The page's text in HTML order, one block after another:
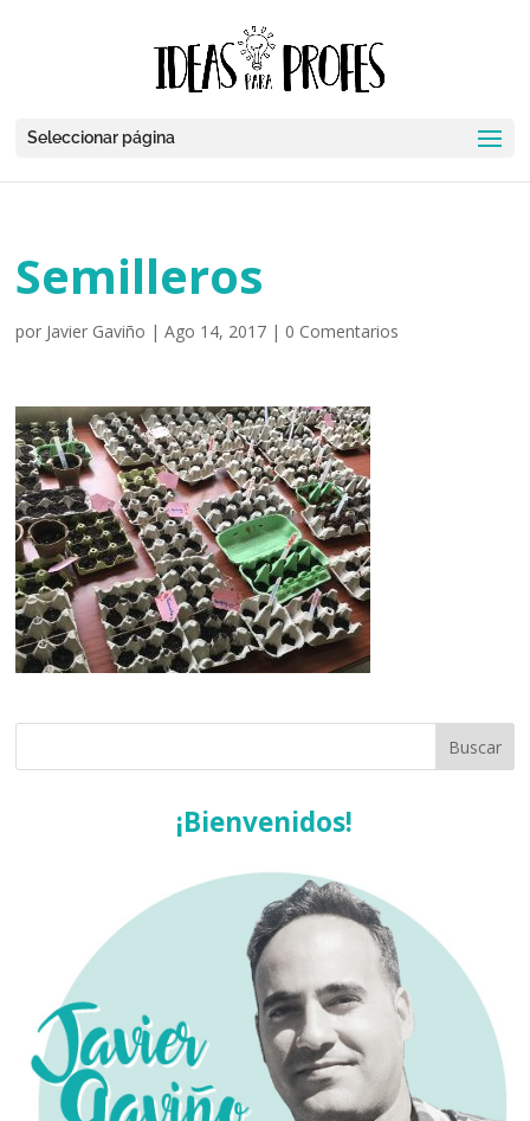
Seleccionar página
Semilleros
por Javier Gaviño |Ago 14, 2017 | 0 Comentarios
¡Bienvenidos!